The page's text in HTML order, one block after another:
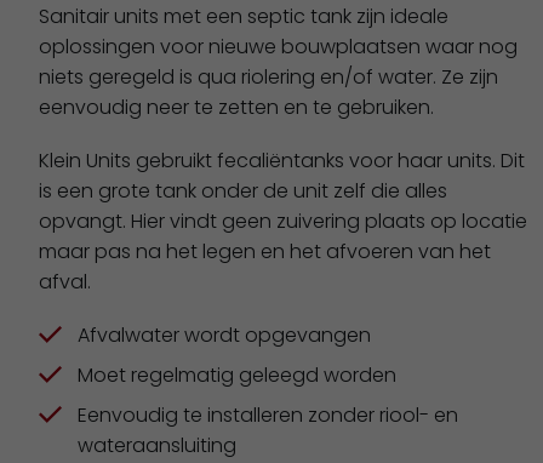
Sanitair units met een septic tank zijn ideale
oplossingen voor nieuwe bouwplaatsen waar nog
niets geregeld is qua riolering en/of water. Ze zijn
eenvoudig neer te zetten en te gebruiken.
Klein Units gebruikt fecaliëntanks voor haar units. Dit
is een grote tank onder de unit zelf die alles
opvangt. Hier vindt geen zuivering plaats op locatie
maar pas na het legen en het afvoeren van het
afval.
Afvalwater wordt opgevangen
Moet regelmatig geleegd worden
Eenvoudig te installeren zonder riool- en
wateraansluiting